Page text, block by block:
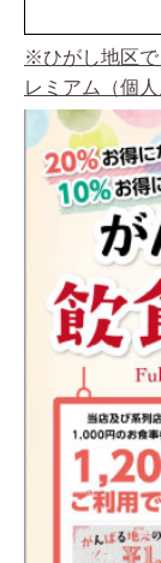
※ひがし地区で
レミアム（個